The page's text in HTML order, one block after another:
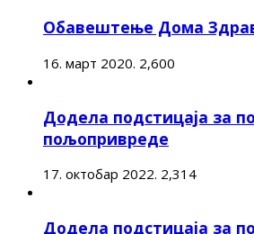
Обавештење Дома
16. март 2020. 2,600
Додела подстицаја за
пољопривреде
17. октобар 2022. 2,314
Додела подстицаја за